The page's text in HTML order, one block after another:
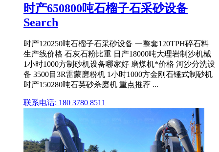
时产650800吨石榴子石采砂设备
Search
时产120250吨石榴子石采砂设备 一整套120TPH碎石料
生产线价格 石灰石粉比重 日产18000吨大理岩制沙机械
1小时1000方制砂机设备哪家好 磨煤机*价格 河沙分洗设
备 3500目3R雷蒙磨粉机 1小时1000方金刚石锤式制砂机
时产150280吨石英砂杀磨机 重点推荐 ...
联系电话: 180 3780 8511